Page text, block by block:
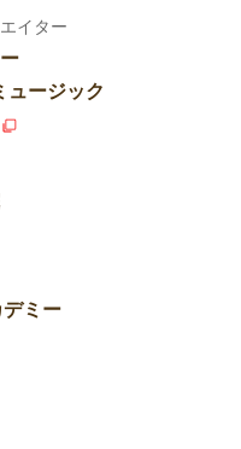
イター
ュージック
ミー